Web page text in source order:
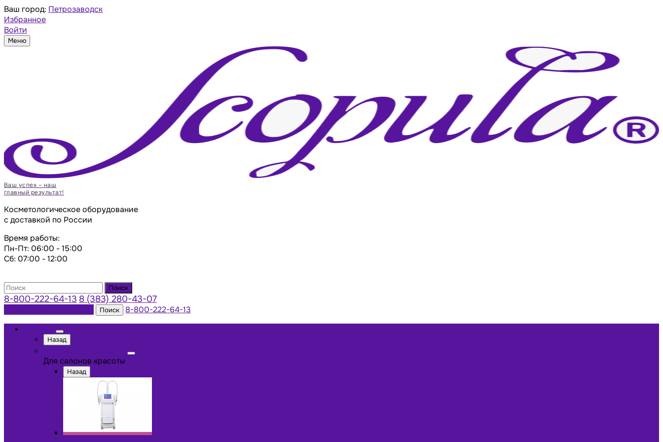
Ваш город: Петрозаводск
Избранное
Войти
Меню
Ваш успех – наш
главный результат!
Косметологическое оборудование
с доставкой по России
Время работы:
Пн-Пт: 06:00 - 15:00
Сб: 07:00 - 12:00
Поиск
8-800-222-64-13 8 (383) 280-43-07
Поиск
8-800-222-64-13
Назад
Для салонов красоты
Назад